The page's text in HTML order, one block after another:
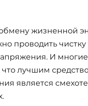
жизненной
проводить
И
что лучшим
является